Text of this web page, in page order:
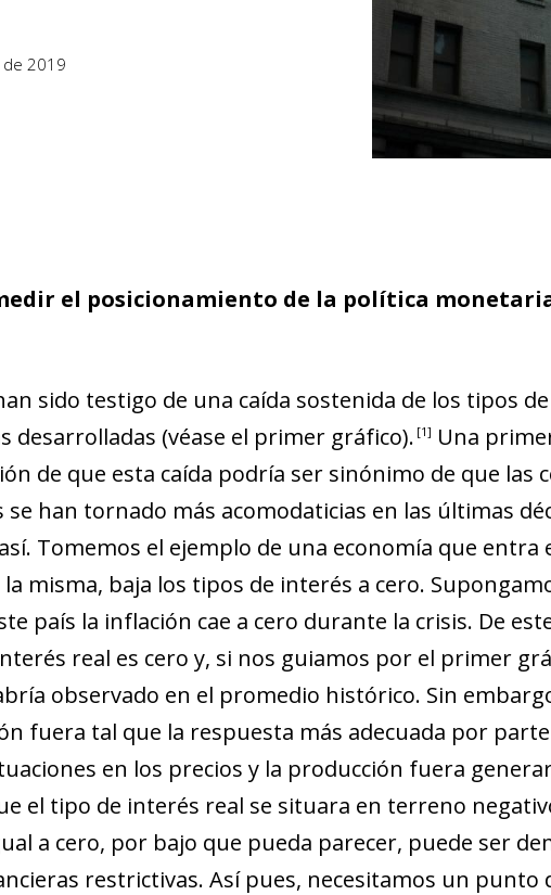
2019
el posicionamiento de la política
sido testigo de una caída sostenida de los tipos
desarrolladas (véase el primer gráfico). 1
Una
de que esta caída podría ser sinónimo de que las
han tornado más acomodaticias en las últimas
Tomemos el ejemplo de una economía que entra
misma, baja los tipos de interés a cero.
país la inflación cae a cero durante la crisis. De
real es cero y, si nos guiamos por el primer
observado en el promedio histórico. Sin
fuera tal que la respuesta más adecuada por
en los precios y la producción fuera
el tipo de interés real se situara en terreno
a cero, por bajo que pueda parecer, puede ser
restrictivas. Así pues, necesitamos un punto